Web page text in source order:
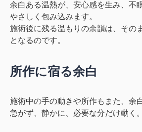
余白ある温熱が、安心感を生み、不
やさしく包み込みます。
施術後に残る温もりの余韻は、その
となるのです。
所作に宿る余白
施術中の手の動きや所作もまた、余
急がず、静かに、必要な分だけ動く。